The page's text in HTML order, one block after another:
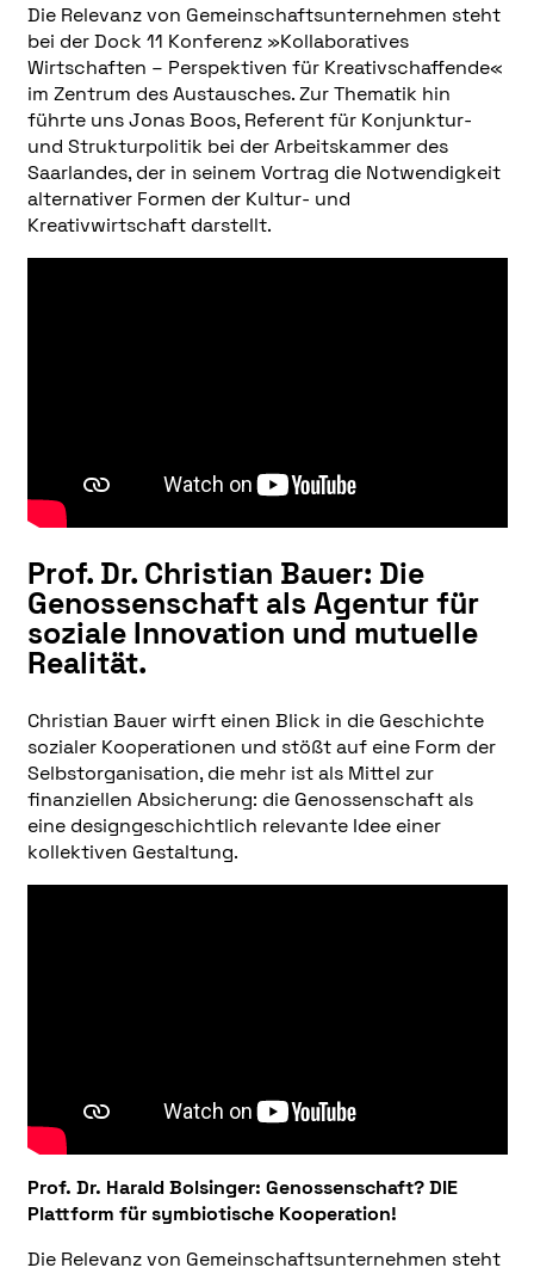
Die Relevanz von Gemeinschaftsunternehmen steht
bei der Dock 11 Konferenz »Kollaboratives
Wirtschaften – Perspektiven für Kreativschaffende«
im Zentrum des Austausches. Zur Thematik hin
führte uns Jonas Boos, Referent für Konjunktur-
und Strukturpolitik bei der Arbeitskammer des
Saarlandes, der in seinem Vortrag die Notwendigkeit
alternativer Formen der Kultur- und
Kreativwirtschaft darstellt.
Prof. Dr. Christian Bauer: Die
Genossenschaft als Agentur für
soziale Innovation und mutuelle
Realität.
Christian Bauer wirft einen Blick in die Geschichte
sozialer Kooperationen und stößt auf eine Form der
Selbstorganisation, die mehr ist als Mittel zur
finanziellen Absicherung: die Genossenschaft als
eine designgeschichtlich relevante Idee einer
kollektiven Gestaltung.
Prof. Dr. Harald Bolsinger: Genossenschaft? DIE
Plattform für symbiotische Kooperation!
Die Relevanz von Gemeinschaftsunternehmen steht